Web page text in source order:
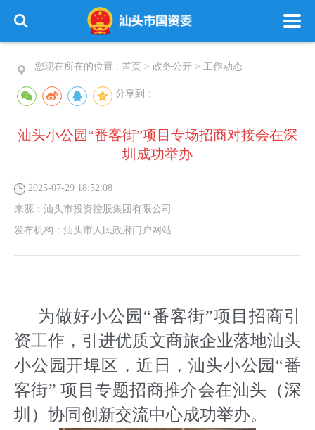
您现在所在的位置 : 首页 > 政务公开 > 工作动态
分享到：
汕头小公园“番客街”项目专场招商对接会在深
圳成功举办
2025-07-29 18:52:08
来源： 汕头市投资控股集团有限公司
发布机构： 汕头市人民政府门户网站
为做好小公园“番客街”项目招商引
资工作，引进优质文商旅企业落地汕头
小公园开埠区，近日，汕头小公园“番
客街” 项目专题招商推介会在汕头（深
圳）协同创新交流中心成功举办。